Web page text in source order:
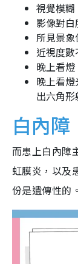
視覺模糊
影像對白
所見景
近視度
晚上看
晚上看
出六角形
白內障
而患上白內障
虹膜炎，以及
份是遺傳性的。